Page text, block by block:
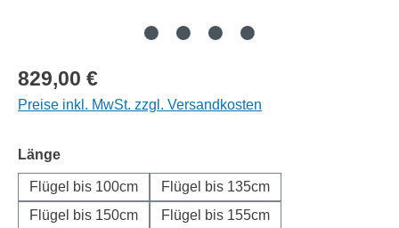
Regulärer Preis:
829,00 €
Preise inkl. MwSt. zzgl. Versandkosten
Längeauswählen
Flügel bis 100cm
Flügel bis 135cm
Flügel bis 150cm
Flügel bis 155cm